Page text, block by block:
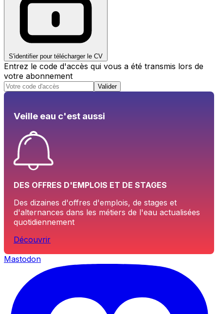
S'identifier pour télécharger le CV
Entrez le code d'accès qui vous a été transmis lors de
votre abonnement
Valider
Veille eau c'est aussi
DES OFFRES D'EMPLOIS ET DE STAGES
Des dizaines d'offres d'emplois, de stages et
d'alternances dans les métiers de l'eau actualisées
quotidiennement
Découvrir
Mastodon